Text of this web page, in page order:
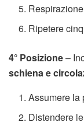
Ripetere
4° Posizione–
schiena e
Assumere la
Distendere